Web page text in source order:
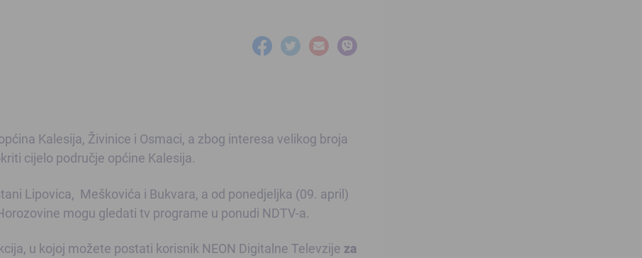
Kalesija, Živinice i Osmaci, a zbog interesa velikog broja
cijelo područje općine Kalesija.
Lipovica, Meškovića i Bukvara, a od ponedjeljka (09. april)
mogu gledati tv programe u ponudi NDTV-a.
u kojoj možete postati korisnik NEON Digitalne Televzije za